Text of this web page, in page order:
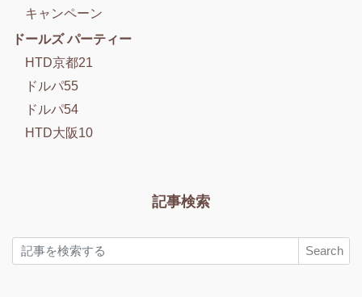
キャンペーン
ドールズ パーティー
HTD京都21
ドルパ55
ドルパ54
HTD大阪10
記事検索
Search